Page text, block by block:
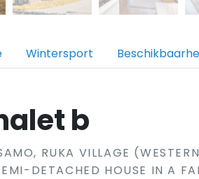
Wintersport
b
RUKA VILLAGE
DETACHED HOUSE IN A